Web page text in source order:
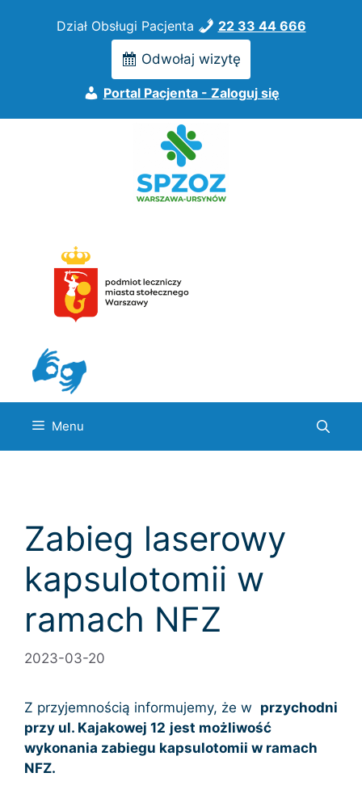
Dział Obsługi Pacjenta 22 33 44 666
Odwołaj wizytę
Portal Pacjenta - Zaloguj się
Menu
Zabieg laserowy
kapsulotomii w
ramach NFZ
2023-03-20
Z przyjemnością informujemy, że w przychodni
przy ul. Kajakowej 12 jest możliwość
wykonania zabiegu kapsulotomii w ramach
NFZ.